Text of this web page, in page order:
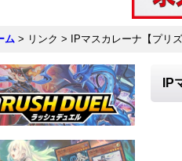
ム > リンク > IPマスカレーナ【プリ
IP